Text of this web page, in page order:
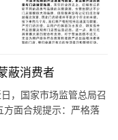
蔽消费者
，国家市场监管总局召
方面合规提示：严格落